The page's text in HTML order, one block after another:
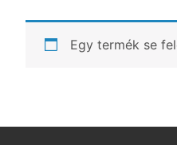
Egy termék se